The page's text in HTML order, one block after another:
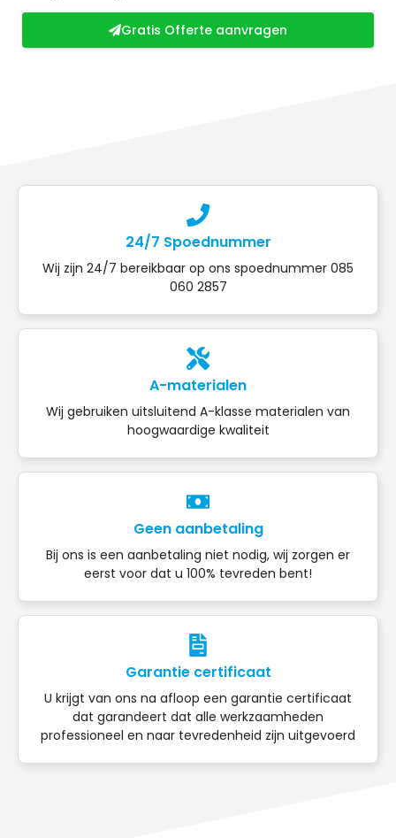
Gratis Offerte aanvragen
24/7 Spoednummer
Wij zijn 24/7 bereikbaar op ons spoednummer 085
060 2857
A-materialen
Wij gebruiken uitsluitend A-klasse materialen van
hoogwaardige kwaliteit
Geen aanbetaling
Bij ons is een aanbetaling niet nodig, wij zorgen er
eerst voor dat u 100% tevreden bent!
Garantie certificaat
U krijgt van ons na afloop een garantie certificaat
dat garandeert dat alle werkzaamheden
professioneel en naar tevredenheid zijn uitgevoerd